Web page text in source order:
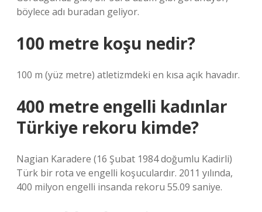
böylece adı buradan geliyor.
100 metre koşu nedir?
100 m (yüz metre) atletizmdeki en kısa açık havadır.
400 metre engelli kadınlar
Türkiye rekoru kimde?
Nagian Karadere (16 Şubat 1984 doğumlu Kadirli)
Türk bir rota ve engelli koşuculardır. 2011 yılında,
400 milyon engelli insanda rekoru 55.09 saniye.